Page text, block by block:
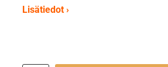
Lisätiedot ›